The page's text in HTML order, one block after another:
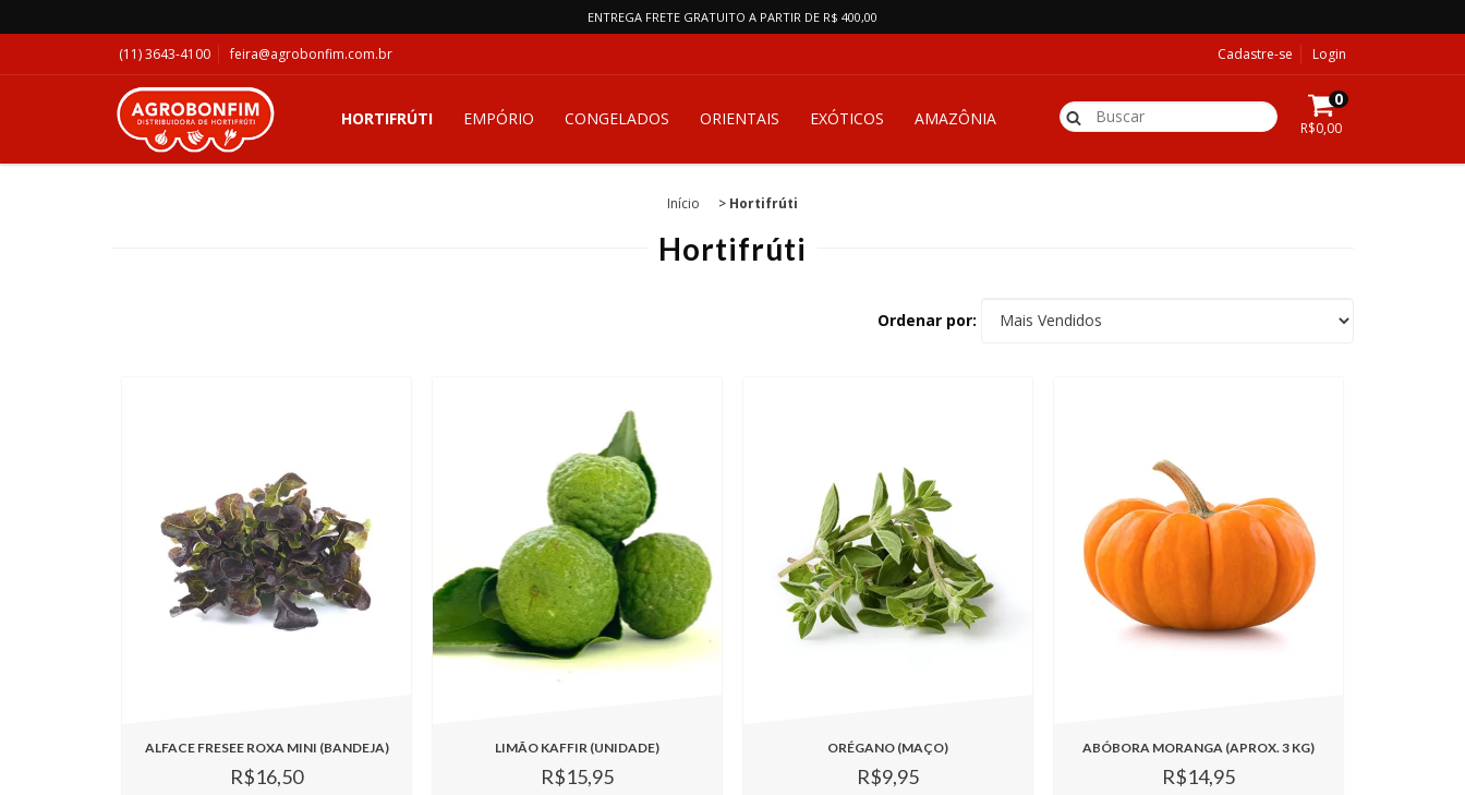
ENTREGA FRETE GRATUITO A PARTIR DE R$ 400,00
(11) 3643-4100 feira@agrobonfim.com.br Cadastre-se Login
HORTIFRÚTI EMPÓRIO CONGELADOS ORIENTAIS EXÓTICOS AMAZÔNIA
0
R$0,00
Início > Hortifrúti
Hortifrúti
Ordenar por:
ALFACE FRESEE ROXA MINI (BANDEJA)
R$16,50
LIMÃO KAFFIR (UNIDADE)
R$15,95
ORÉGANO (MAÇO)
R$9,95
ABÓBORA MORANGA (APROX. 3 KG)
R$14,95